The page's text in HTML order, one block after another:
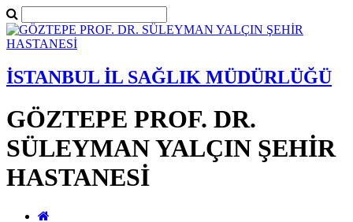
İSTANBUL İL SAĞLIK MÜDÜRLÜĞÜ
GÖZTEPE PROF. DR.
SÜLEYMAN YALÇIN ŞEHİR
HASTANESİ